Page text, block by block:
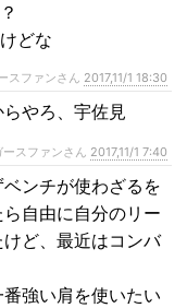
どな
スファンさん 2017,11/1 18:30
やろ、宇佐見
スファンさん 2017,11/1 7:40
ンチが使わざるを
自由に自分のリー
ど、最近はコンバ
強い肩を使いたい